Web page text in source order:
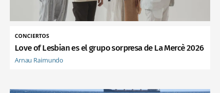
CONCIERTOS
Love of Lesbian es el grupo sorpresa de La Mercè 2026
Arnau Raimundo